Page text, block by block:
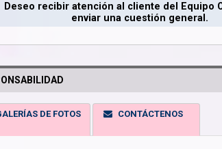
Deseo recibir atención al cliente del Equipo
enviar una cuestión general.
DE FOTOS CONTÁCTENOS